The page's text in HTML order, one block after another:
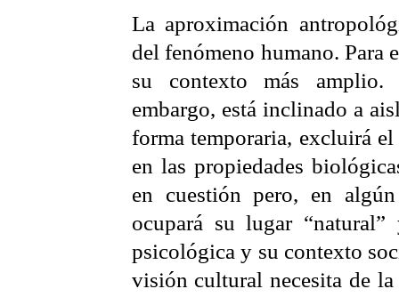
La aproximación
del fenómeno humano. Para
su contexto más
embargo, está inclinado a
forma temporaria, excluirá
en las propiedades
en cuestión pero, en
ocupará su lugar
psicológica y su contexto
visión cultural necesita de